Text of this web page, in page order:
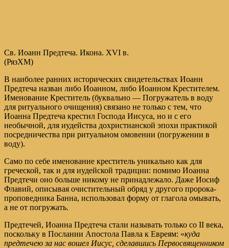
Св. Иоанн Предтеча. Икона. XVI в.
(РязХМ)
В наиболее ранних исторических свидетельствах Иоанн
Предтеча назван либо Иоанном, либо Иоанном Крестителем.
Именование Креститель (буквально — Погружатель в воду
для ритуального очищения) связано не только с тем, что
Иоанна Предтеча крестил Господа Иисуса, но и с его
необычной, для иудейства дохристианской эпохи практикой
посредничества при ритуальном омовении (погружении в
воду).
Само по себе именование креститель уникально как для
греческой, так и для иудейской традиции: помимо Иоанна
Предтечи оно больше никому не принадлежало. Даже Иосиф
Флавий, описывая очистительный обряд у другого пророка-
проповедника Банна, использовал форму от глагола омывать,
а не от погружать.
Предтечей, Иоанна Предтеча стали называть только со II века,
поскольку в Послании Апостола Павла к Евреям: «куда
предтечею за нас вошел Иисус, сделавшись Первосвященником